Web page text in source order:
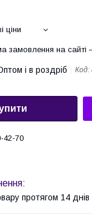
ціни
замовлення на сайті
і в роздріб Код:
42-70
протягом 14 днів